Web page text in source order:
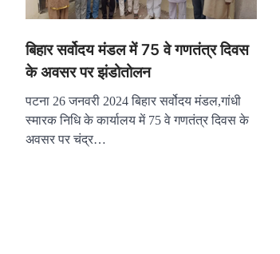
बिहार सर्वोदय मंडल में 75 वे गणतंत्र दिवस
के अवसर पर झंडोतोलन
पटना 26 जनवरी 2024 बिहार सर्वोदय मंडल,गांधी
स्मारक निधि के कार्यालय में 75 वे गणतंत्र दिवस के
अवसर पर चंद्र…